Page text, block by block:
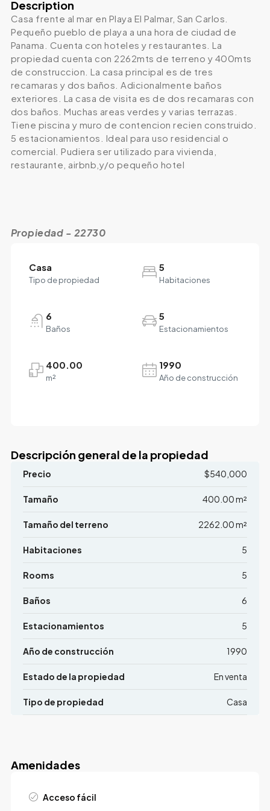
Description
Casa frente al mar en Playa El Palmar, San Carlos.
Pequeño pueblo de playa a una hora de ciudad de
Panama. Cuenta con hoteles y restaurantes. La
propiedad cuenta con 2262mts de terreno y 400mts
de construccion. La casa principal es de tres
recamaras y dos baños. Adicionalmente baños
exteriores. La casa de visita es de dos recamaras con
dos baños. Muchas areas verdes y varias terrazas.
Tiene piscina y muro de contencion recien construido.
5 estacionamientos. Ideal para uso residencial o
comercial. Pudiera ser utilizado para vivienda,
restaurante, airbnb,y/o pequeño hotel
Propiedad - 22730
Casa
Tipo de propiedad
5
Habitaciones
6
Baños
5
Estacionamientos
400.00
m²
1990
Año de construcción
Descripción general de la propiedad
Precio $540,000
Tamaño 400.00 m²
Tamaño del terreno 2262.00 m²
Habitaciones 5
Rooms 5
Baños 6
Estacionamientos 5
Año de construcción 1990
Estado de la propiedad En venta
Tipo de propiedad Casa
Amenidades
Acceso fácil